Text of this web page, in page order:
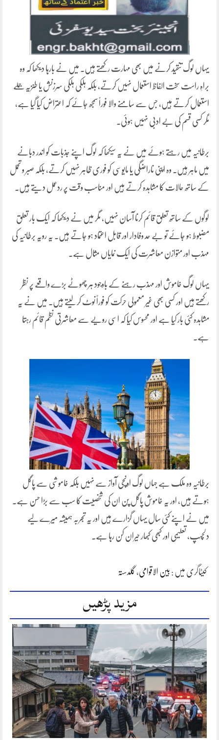
یہاں لوگ تنقید کرنے میں بھی مہارت رکھتے ہیں۔ میں نے بارہا دیکھا کہ وہ
براہِ راست سخت الفاظ استعمال نہیں کرتے، بلکہ ہلکی ہلکی سرزنش یا طنزیہ جملے
استعمال کرتے ہیں، جس سے سامنے والا فوراً سمجھ جائے کہ اعتراض کیا گیا ہے،
مگر کسی قسم کی بے ادبی نہیں ہوئی۔
برطانیہ میں رہتے ہوئے میں نے یہ سیکھا کہ لوگ اپنے جذبات کو اندر دبانے
میں ماہر ہیں۔ وہ اپنی ناراضگی یا مایوسی کو فوری ظاہر نہیں کرتے، بلکہ صبر و تحمل
کے ساتھ حالات کا مشاہدہ کرتے ہیں اور مناسب وقت پر ردعمل دیتے ہیں۔
لوگوں کے ساتھ تعلق قائم کرنا آسان نہیں، مگر میں نے دیکھا کہ ایک بار تعلق
مضبوط ہو جائے تو بے حد وفادار اور قابل اعتماد ہو جاتے ہیں۔ یہ رویہ برطانیہ کی
مہذب اور متوازن معاشرت کی ایک نمایاں مثال ہے۔
یہاں لوگ خاموش اور مہذب رہنے کے باوجود ہر چھوٹے بڑے واقعے پر نظر
رکھتے ہیں اور کسی بھی غیر معمولی حرکت کو فوراً نوٹ کر لیتے ہیں۔ میں نے یہ
مشاہدہ کئی بار کیا ہے اور محسوس کیا کہ اسی رویے سے معاشرتی نظم قائم رہتا
ہے۔
برطانیہ وہ ملک ہے جہاں لوگ اونچی آواز سے نہیں بلکہ خاموشی سے پاگل
ہوتے ہیں، اور یہ خاموش پاگل پن ان کی شخصیت کا سب سے بڑا حسن ہے۔
میں نے اپنے کئی سال یہاں گزارے ہیں اور یہ تجربہ ہمیشہ میرے لیے
دلچسپ، تعلیمی اور کبھی کبھار حیران کن رہا ہے۔
کیٹاگری میں : بین الاقوامی، گلدستہ
مزید پڑھیں